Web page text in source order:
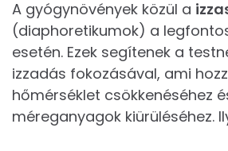
A gyógynövények közül a
(diaphoretikumok) a
esetén. Ezek segítenek a
izzadás fokozásával, ami
hőmérséklet csökkenéséhez
méreganyagok kiürüléséhez.